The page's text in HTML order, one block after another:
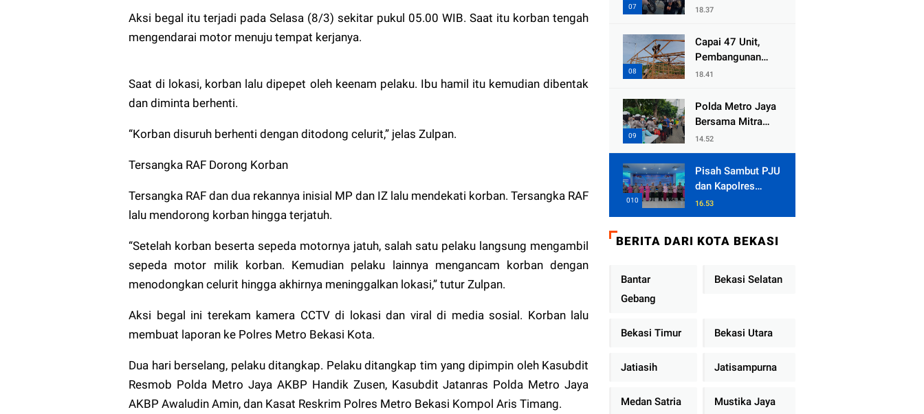
Aksi begal itu terjadi pada Selasa (8/3) sekitar pukul 05.00 WIB. Saat itu korban tengah
mengendarai motor menuju tempat kerjanya.
Saat di lokasi, korban lalu dipepet oleh keenam pelaku. Ibu hamil itu kemudian dibentak
dan diminta berhenti.
“Korban disuruh berhenti dengan ditodong celurit,” jelas Zulpan.
Tersangka RAF Dorong Korban
Tersangka RAF dan dua rekannya inisial MP dan IZ lalu mendekati korban. Tersangka RAF
lalu mendorong korban hingga terjatuh.
“Setelah korban beserta sepeda motornya jatuh, salah satu pelaku langsung mengambil
sepeda motor milik korban. Kemudian pelaku lainnya mengancam korban dengan
menodongkan celurit hingga akhirnya meninggalkan lokasi,” tutur Zulpan.
Aksi begal ini terekam kamera CCTV di lokasi dan viral di media sosial. Korban lalu
membuat laporan ke Polres Metro Bekasi Kota.
Dua hari berselang, pelaku ditangkap. Pelaku ditangkap tim yang dipimpin oleh Kasubdit
Resmob Polda Metro Jaya AKBP Handik Zusen, Kasubdit Jatanras Polda Metro Jaya
AKBP Awaludin Amin, dan Kasat Reskrim Polres Metro Bekasi Kompol Aris Timang.
Tengah
Sembako dan
Sling Baja ke
18.37
Capai 47 Unit,
Pembangunan
Huntara Sat
Sumbar Terus
Berjalan di Pauh
18.41
Polda Metro Jaya
Bersama Mitra
Gelar Jumat
Peduli Tingkatkan
Kepedulian Sosial
14.52
Pisah Sambut PJU
dan Kapolres
Jajaran, Kapolda
Metro Jaya
Pelayanan Publik
16.53
BERITA DARI KOTA BEKASI
Bantar
Gebang
Bekasi Selatan
Bekasi Timur Bekasi Utara
Jatiasih Jatisampurna
Medan Satria Mustika Jaya